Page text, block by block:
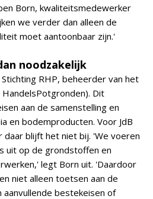
Born, kwaliteitsmedewerker
we verder dan alleen de
moet aantoonbaar zijn.'
noodzakelijk
RHP, beheerder van het
HandelsPotgronden). Dit
aan de samenstelling en
en bodemproducten. Voor JdB
blijft het niet bij. 'We voeren
uit op de grondstoffen en
legt Born uit. 'Daardoor
niet alleen toetsen aan de
aanvullende bestekeisen of